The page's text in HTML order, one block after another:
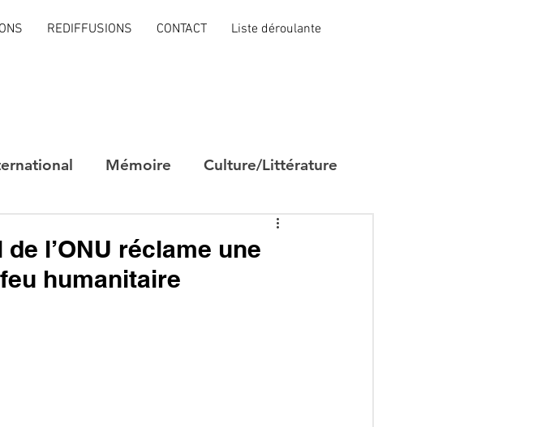
REDIFFUSIONS CONTACT Liste déroulante
Mémoire Culture/Littérature
l’ONU réclame une
humanitaire